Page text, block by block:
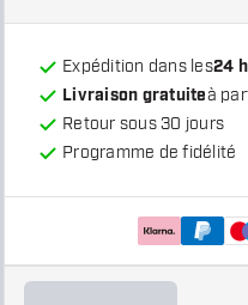
Expédition dans les24
Livraison gratuiteà
Retour sous 30 jours
Programme de fidélité